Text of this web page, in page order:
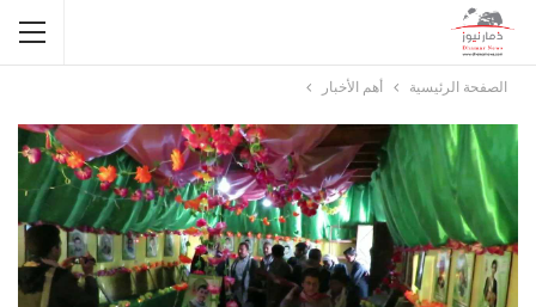
الصفحة الرئيسية أهم الأخبار